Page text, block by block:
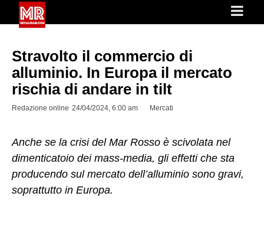
Stravolto il commercio di
alluminio. In Europa il mercato
rischia di andare in tilt
Redazione online 24/04/2024, 6:00 am Mercati
Anche se la crisi del Mar Rosso è scivolata nel
dimenticatoio dei mass-media, gli effetti che sta
producendo sul mercato dell’alluminio sono gravi,
soprattutto in Europa.